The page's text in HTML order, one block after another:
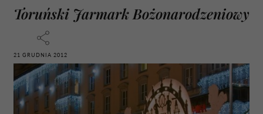
Toruński Jarmark Bożonarodzeniowy
21 GRUDNIA 2012